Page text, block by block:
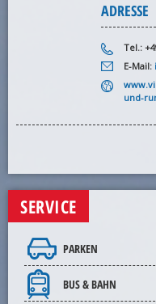
ADRESSE
Tel.:
E-Mail:
und-
SERVICE
PARKEN
BUS & BAHN